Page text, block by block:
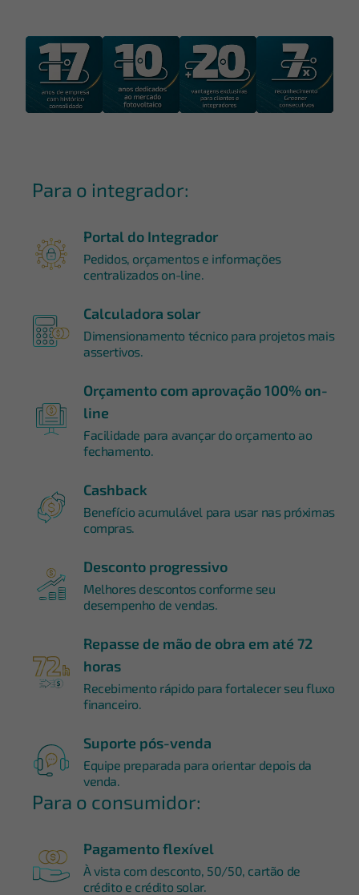
Para o integrador:
Portal do Integrador
Pedidos, orçamentos e informações
centralizados on-line.
Calculadora solar
Dimensionamento técnico para projetos mais
assertivos.
Orçamento com aprovação 100% on-
line
Facilidade para avançar do orçamento ao
fechamento.
Cashback
Benefício acumulável para usar nas próximas
compras.
Desconto progressivo
Melhores descontos conforme seu
desempenho de vendas.
Repasse de mão de obra em até 72
horas
Recebimento rápido para fortalecer seu fluxo
financeiro.
Suporte pós-venda
Equipe preparada para orientar depois da
venda.
Para o consumidor:
Pagamento flexível
À vista com desconto, 50/50, cartão de
crédito e crédito solar.